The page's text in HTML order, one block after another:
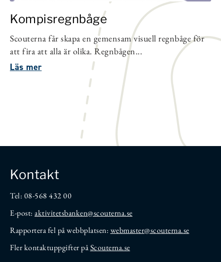
Kompisregnbåge
Scouterna får skapa en gemensam visuell regnbåge för
att fira att alla är olika. Regnbågen...
Läs mer
Kontakt
Tel: 08-568 432 00
E-post: aktivitetsbanken@scouterna.se
Rapportera fel på webbplatsen: webmaster@scouterna.se
Fler kontaktuppgifter påScouterna.se